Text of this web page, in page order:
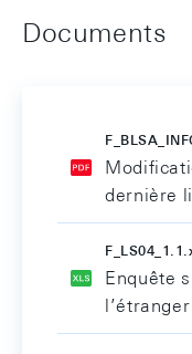
Documents
dernière
Enquête
l’étranger